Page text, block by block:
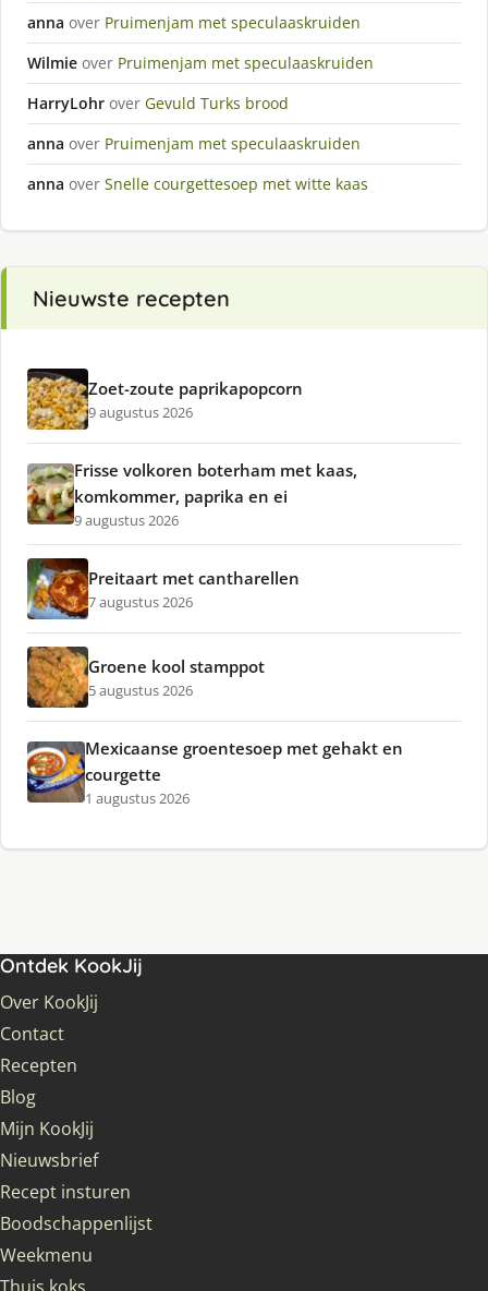
anna over Pruimenjam met speculaaskruiden
Wilmie over Pruimenjam met speculaaskruiden
HarryLohr over Gevuld Turks brood
anna over Pruimenjam met speculaaskruiden
anna over Snelle courgettesoep met witte kaas
Nieuwste recepten
Zoet-zoute paprikapopcorn
9 augustus 2026
Frisse volkoren boterham met kaas,
komkommer, paprika en ei
9 augustus 2026
Preitaart met cantharellen
7 augustus 2026
Groene kool stamppot
5 augustus 2026
Mexicaanse groentesoep met gehakt en
courgette
1 augustus 2026
Ontdek KookJij
Over KookJij
Contact
Recepten
Blog
Mijn KookJij
Nieuwsbrief
Recept insturen
Boodschappenlijst
Weekmenu